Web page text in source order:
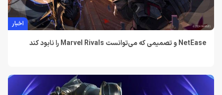
اخبار
NetEase و تصمیمی که می‌توانست Marvel Rivals را نابود کند